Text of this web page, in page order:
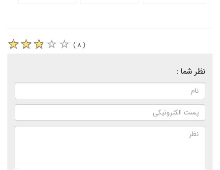
( ۸ )
نظر شما :